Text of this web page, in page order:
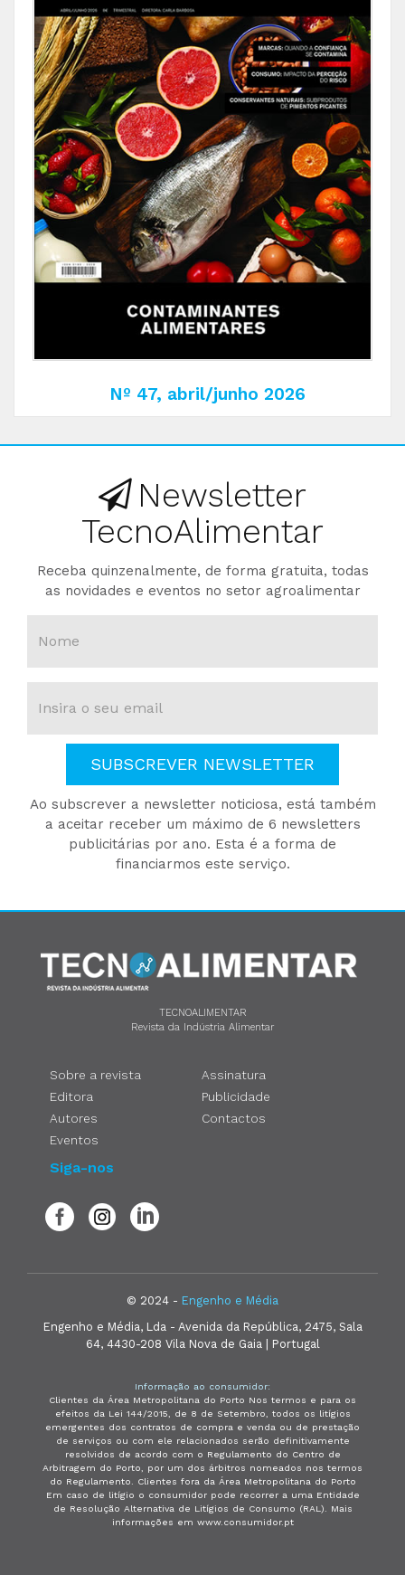
Nº 47, abril/junho 2026
Newsletter
TecnoAlimentar
Receba quinzenalmente, de forma gratuita, todas
as novidades e eventos no setor agroalimentar
SUBSCREVER NEWSLETTER
Ao subscrever a newsletter noticiosa, está também
a aceitar receber um máximo de 6 newsletters
publicitárias por ano. Esta é a forma de
financiarmos este serviço.
TECNOALIMENTAR
Revista da Indústria Alimentar
Sobre a revista
Editora
Autores
Eventos
Assinatura
Publicidade
Contactos
Siga-nos
© 2024 - Engenho e Média
Engenho e Média, Lda - Avenida da República, 2475, Sala
64, 4430-208 Vila Nova de Gaia | Portugal
Informação ao consumidor:
Clientes da Área Metropolitana do Porto Nos termos e para os
efeitos da Lei 144/2015, de 8 de Setembro, todos os litígios
emergentes dos contratos de compra e venda ou de prestação
de serviços ou com ele relacionados serão definitivamente
resolvidos de acordo com o Regulamento do Centro de
Arbitragem do Porto, por um dos árbitros nomeados nos termos
do Regulamento. Clientes fora da Área Metropolitana do Porto
Em caso de litígio o consumidor pode recorrer a uma Entidade
de Resolução Alternativa de Litígios de Consumo (RAL). Mais
informações em www.consumidor.pt